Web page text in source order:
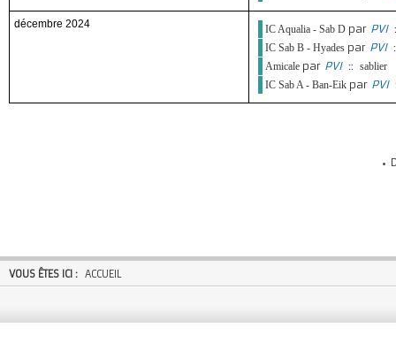
décembre 2024 IC Aqualia - Sab D par PVI
IC Sab B - Hyades par PVI
Amicale par PVI:: sablier
IC Sab A - Ban-Eik par PVI
VOUS ÊTES ICI : ACCUEIL